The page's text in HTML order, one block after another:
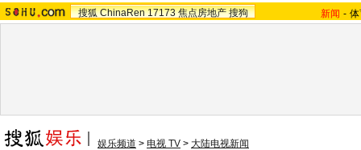
搜狐 ChinaRen 17173 焦点房地产 搜狗 新闻 -
娱乐频道 > 电视 TV > 大陆电视新闻